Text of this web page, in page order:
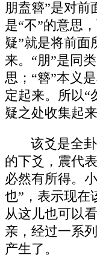
朋盍簪”是对前
是“不”的意思
疑”就是将前面
来。“朋”是同
思；“簪”本义
定起来。所以“
疑之处收集起
该爻是全
的下爻，震代
必然有所得。
也”，表示现在
从这儿也可以
亲，经过一系
产生了。